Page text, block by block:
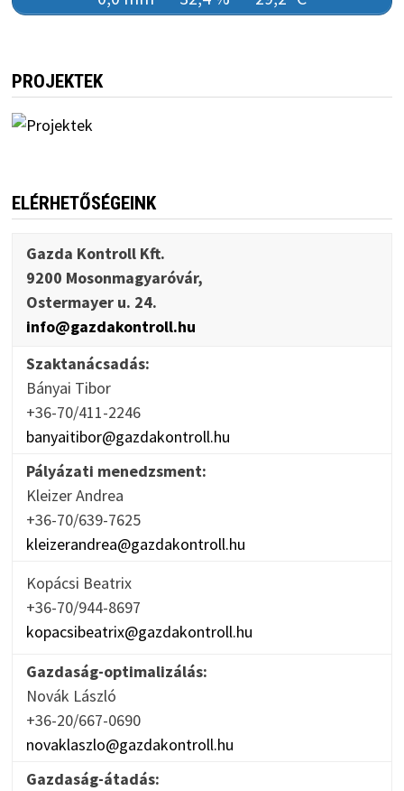
PROJEKTEK
ELÉRHETŐSÉGEINK
Gazda Kontroll Kft.
9200 Mosonmagyaróvár,
Ostermayer u. 24.
info@gazdakontroll.hu
Szaktanácsadás:
Bányai Tibor
+36-70/411-2246
banyaitibor@gazdakontroll.hu
Pályázati menedzsment:
Kleizer Andrea
+36-70/639-7625
kleizerandrea@gazdakontroll.hu
Kopácsi Beatrix
+36-70/944-8697
kopacsibeatrix@gazdakontroll.hu
Gazdaság-optimalizálás:
Novák László
+36-20/667-0690
novaklaszlo@gazdakontroll.hu
Gazdaság-átadás: